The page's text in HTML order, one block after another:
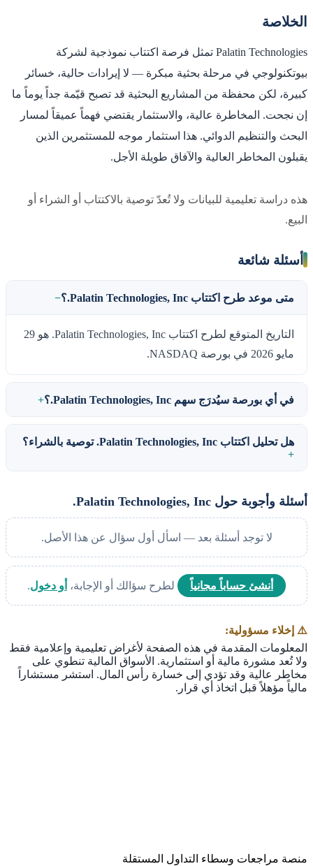
الخلاصة
Palatin Technologies تمثل فرصة اكتتاب نموذجية لشركة
بيوتكنولوجي في مرحلة بحثية مبكرة — لا إيرادات حالية، خسائر
كبيرة، لكن محفظة من المشاريع البحثية قد تصبح قيّمة جداً يوماً ما
إن نجحت. المخاطرة عالية، والاستثمار يقتضي فهماً عميقاً لمسار
البحث والتنظيم الدوائي. هذا استثمار موجه للمستثمرين الذين
يقبلون المخاطر العالية والآفاق طويلة الأجل.
هذه دراسة تعليمية للبيانات ولا تُعدّ توصية بالاكتتاب أو الشراء أو
البيع.
أسئلة شائعة
متى موعد طرح اكتتاب Palatin Technologies, Inc.؟
التاريخ المتوقع لطرح اكتتاب Palatin Technologies, Inc. هو 29
مايو 2026 في بورصة NASDAQ.
في أي بورصة سيُدرَج سهم Palatin Technologies, Inc.؟
هل تحليل اكتتاب Palatin Technologies, Inc. توصية بالشراء؟
أسئلة وأجوبة حول Palatin Technologies, Inc.
لا توجد أسئلة بعد — اسأل أول سؤال عن هذا الأصل.
أنشئ حساباً مجانياً لطرح سؤالك أو الإجابة، أو دخول.
⚠️ إخلاء مسؤولية:
المعلومات المقدمة في هذه الصفحة لأغراض تعليمية وإعلامية فقط
ولا تُعد مشورة مالية أو استثمارية. الأسواق المالية تنطوي على
مخاطر عالية وقد تؤدي إلى خسارة رأس المال. استشر مستشاراً
مالياً مؤهلاً قبل اتخاذ أي قرار.
منصة مراجعات وسطاء التداول المستقلة